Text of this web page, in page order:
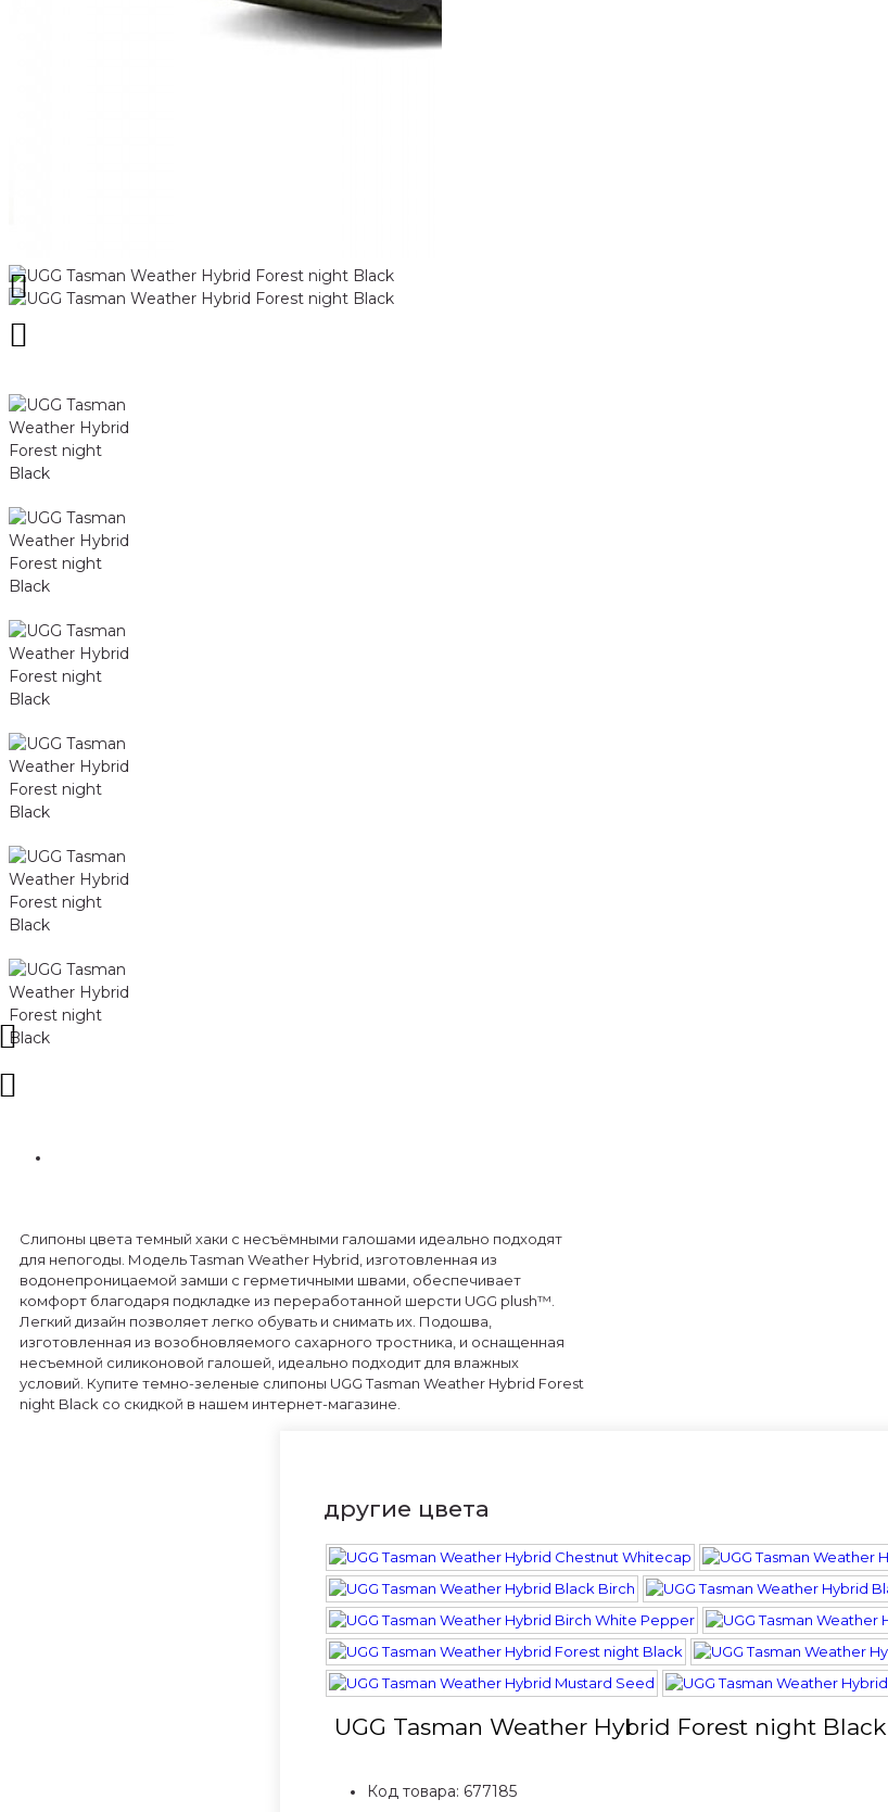
Слипоны цвета темный хаки с несъёмными галошами идеально подходят
для непогоды. Модель Tasman Weather Hybrid, изготовленная из
водонепроницаемой замши с герметичными швами, обеспечивает
комфорт благодаря подкладке из переработанной шерсти UGG plush™.
Легкий дизайн позволяет легко обувать и снимать их. Подошва,
изготовленная из возобновляемого сахарного тростника, и оснащенная
несъемной силиконовой галошей, идеально подходит для влажных
условий. Купите темно-зеленые слипоны UGG Tasman Weather Hybrid Forest
night Black со скидкой в нашем интернет-магазине.
другие цвета
UGG Tasman Weather Hybrid Forest night Black
Код товара: 677185